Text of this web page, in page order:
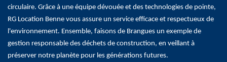
circulaire. Grâce à une équipe dévouée et des technologies de pointe,
RG Location Benne vous assure un service efficace et respectueux de
l'environnement. Ensemble, faisons de Brangues un exemple de
gestion responsable des déchets de construction, en veillant à
préserver notre planète pour les générations futures.